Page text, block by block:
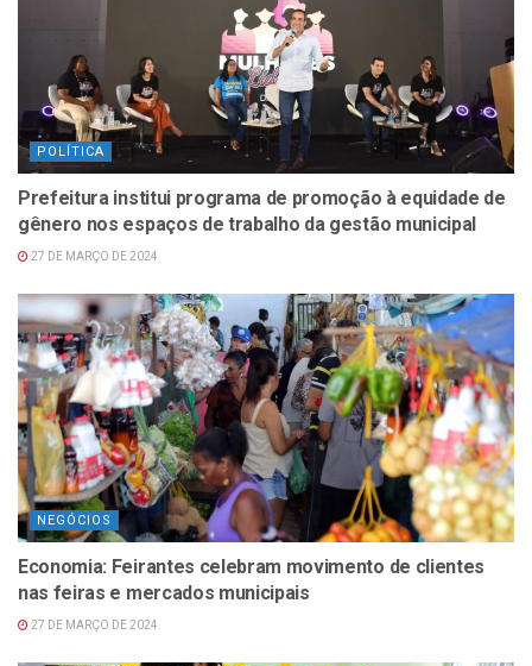
POLÍTICA
Prefeitura institui programa de promoção à equidade de
gênero nos espaços de trabalho da gestão municipal
27 DE MARÇO DE 2024
NEGÓCIOS
Economia: Feirantes celebram movimento de clientes
nas feiras e mercados municipais
27 DE MARÇO DE 2024